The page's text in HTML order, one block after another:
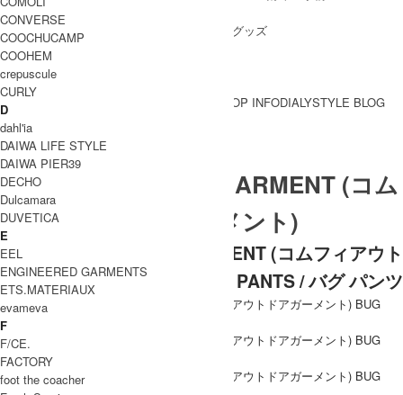
/ その他グッズ
BRAND一覧
BRAND一覧
SHOP INFODIALYSTYLE BLOG
COMFY OUTDOOR GARMENT (コム
フィアウトドアガーメント)
COMFY OUTDOOR GARMENT (コムフィアウト
ドアガーメント) BUG PANTS / バグ パンツ
CONVERSE
COOCHUCAMP
COOHEM
crepuscule
CURLY
D
dahl'ia
DAIWA LIFE STYLE
DAIWA PIER39
DECHO
Dulcamara
DUVETICA
E
EEL
ENGINEERED GARMENTS
ETS.MATERIAUX
evameva
F
F/CE.
FACTORY
foot the coacher